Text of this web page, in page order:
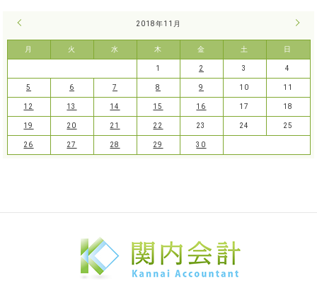
2018年11月
月 火 水 木 金 土 日
12
1 2 3 4
5 6 7 8 9 10 11
12 13 14 15 16 17 18
19 20 21 22 23 24 25
26 27 28 29 30